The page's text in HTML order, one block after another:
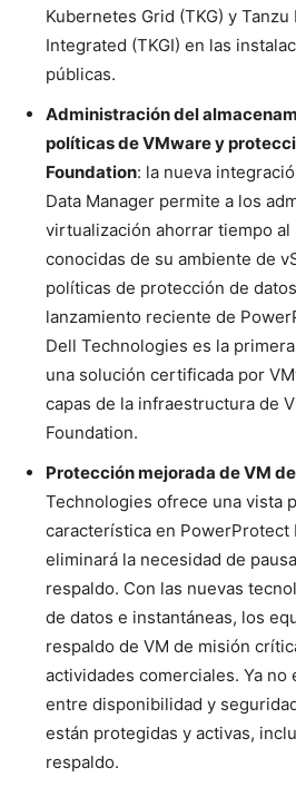
Kubernetes Grid (TKG) y
Integrated (TKGI) en las
públicas.
Administración del
políticas de VMware y
Foundation: la nueva
Data Manager permite a los
virtualización ahorrar tiempo al
conocidas de su ambiente de
políticas de protección de
lanzamiento reciente de
Dell Technologies es la
una solución certificada por
capas de la infraestructura de
Foundation.
Protección mejorada de VM
Technologies ofrece una vista
característica en PowerProtect
eliminará la necesidad de
respaldo. Con las nuevas
de datos e instantáneas, los
respaldo de VM de misión
actividades comerciales. Ya
entre disponibilidad y
están protegidas y activas,
respaldo.